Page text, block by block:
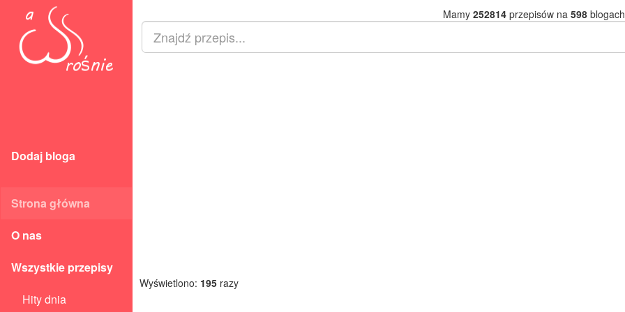
Dodaj bloga
Strona główna
O nas
Wszystkie przepisy
Hity dnia
Mamy 252814przepisów na 598
Wyświetlono: 195 razy